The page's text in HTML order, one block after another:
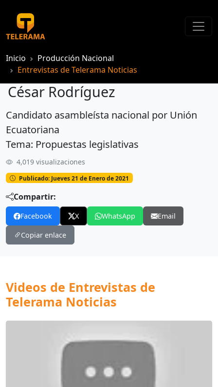
Inicio
Producción Nacional
Entrevistas de Telerama Noticias
César Rodríguez
César Rodríguez
Candidato asambleísta nacional por Unión
Ecuatoriana
Tema: Propuestas legislativas
4,019 visualizaciones
Publicado: Jueves 21 de Enero de 2021
Compartir:
Facebook X WhatsApp Email
Copiar enlace
Videos de Entrevistas de
Telerama Noticias